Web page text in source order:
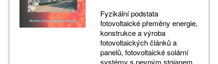
Fyzikální podstata
fotovoltaické přeměny energie,
konstrukce a výroba
fotovoltaických článků a
panelů, fotovoltaické solární
systémy s pevným stojanem,